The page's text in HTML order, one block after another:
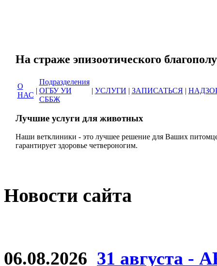
На страже
О
НАС
|
Подразделения
ОГБУ УИ
СББЖ
| УСЛУГИ | ЗАПИСАТЬСЯ |
Лучшие услуги для животных
Наши ветклиники - это лучшее решение для Ваших
гарантирует здоровье четвероногим.
Новости сайта
06.08.2026 31 августа -